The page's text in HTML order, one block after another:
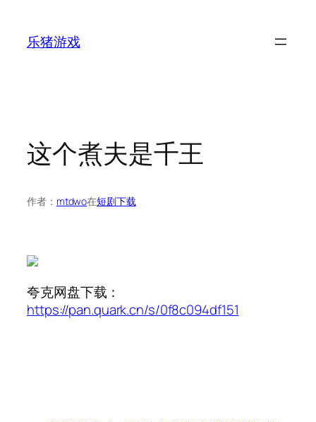
乐猪游戏
这个煮夫是千王
作者： mtdwo在短剧下载
夸克网盘下载：
https://pan.quark.cn/s/0f8c094df151